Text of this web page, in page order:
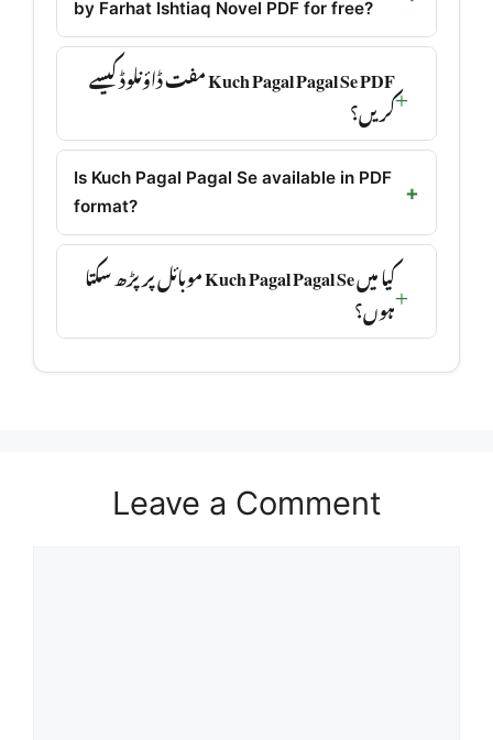
by Farhat Ishtiaq Novel PDF for free?
Kuch Pagal Pagal Se PDF مفت ڈاؤنلوڈ کیسے
کریں؟
Is Kuch Pagal Pagal Se available in PDF
format?
کیا میں Kuch Pagal Pagal Se موبائل پر پڑھ سکتا
ہوں؟
Leave a Comment